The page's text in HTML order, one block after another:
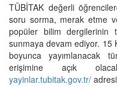
TÜBİTAK değerli
soru sorma, merak etme
popüler bilim dergilerinin
sunmaya devam ediyor. 15
boyunca yayımlanacak
erişimine açık
yayinlar.tubitak.gov.tr/